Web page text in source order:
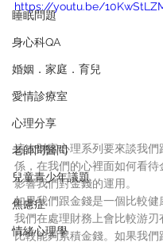
睡眠問題
身心科QA
婚姻．家庭．育兒
愛情診療室
心理分享
老師問醫問
兒童青少年議題
焦慮症
情緒心理學
https://youtu.be/
這次財富心理系列要來談我們
係，在我們的心裡面如何看待
影響我們對金錢的運用。
如果我們跟金錢是一個比較健
我們在處理財務上會比較游刃
比較能夠累積金錢。如果我們